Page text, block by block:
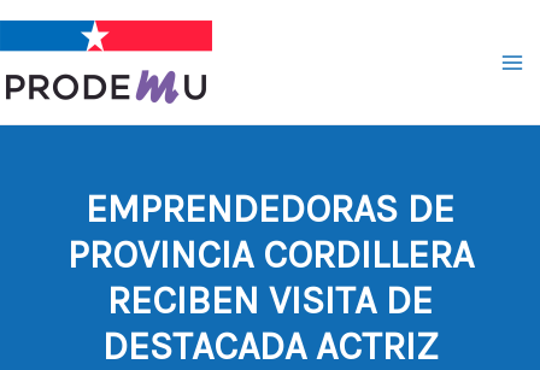
contenido
EMPRENDEDORAS DE
PROVINCIA CORDILLERA
RECIBEN VISITA DE
DESTACADA ACTRIZ